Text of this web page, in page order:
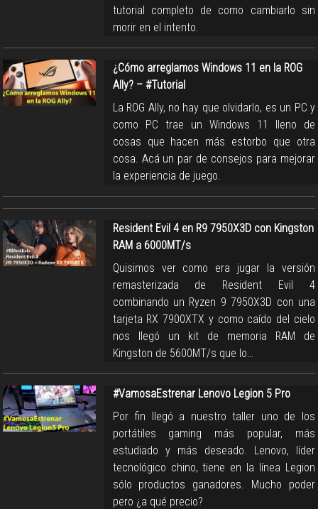
tutorial completo de como cambiarlo sin
morir en el intento.
¿Cómo arreglamos Windows 11 en la ROG
Ally? – #Tutorial
La ROG Ally, no hay que olvidarlo, es un PC y
como PC trae un Windows 11 lleno de
cosas que hacen más estorbo que otra
cosa. Acá un par de consejos para mejorar
la experiencia de juego.
Resident Evil 4 en R9 7950X3D con Kingston
RAM a 6000MT/s
Quisimos ver como era jugar la versión
remasterizada de Resident Evil 4
combinando un Ryzen 9 7950X3D con una
tarjeta RX 7900XTX y como caído del cielo
nos llegó un kit de memoria RAM de
Kingston de 5600MT/s que lo…
#VamosaEstrenar Lenovo Legion 5 Pro
Por fin llegó a nuestro taller uno de los
portátiles gaming más popular, más
estudiado y más deseado. Lenovo, líder
tecnológico chino, tiene en la línea Legion
sólo productos ganadores. Mucho poder
pero ¿a qué precio?